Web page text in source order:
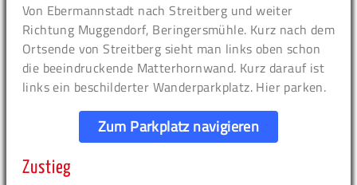
Von Ebermannstadt nach Streitberg und weiter
Richtung Muggendorf, Beringersmühle. Kurz nach dem
Ortsende von Streitberg sieht man links oben schon
die beeindruckende Matterhornwand. Kurz darauf ist
links ein beschilderter Wanderparkplatz. Hier parken.
Zum Parkplatz navigieren
Zustieg